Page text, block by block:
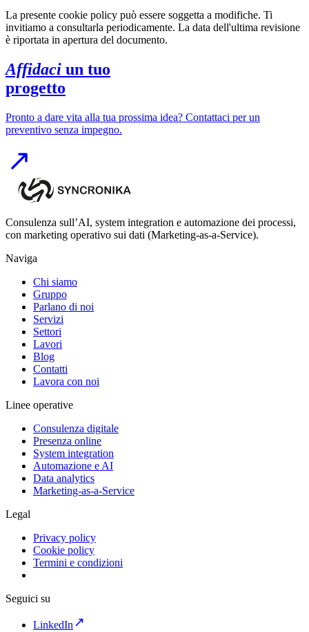
La presente cookie policy può essere soggetta a modifiche. Ti
invitiamo a consultarla periodicamente. La data dell'ultima revisione
è riportata in apertura del documento.
Affidaci un tuo
progetto
Pronto a dare vita alla tua prossima idea? Contattaci per un
preventivo senza impegno.
Consulenza sull’AI, system integration e automazione dei processi,
con marketing operativo sui dati (Marketing-as-a-Service).
Naviga
Chi siamo
Gruppo
Parlano di noi
Servizi
Settori
Lavori
Blog
Contatti
Lavora con noi
Linee operative
Consulenza digitale
Presenza online
System integration
Automazione e AI
Data analytics
Marketing-as-a-Service
Legal
Privacy policy
Cookie policy
Termini e condizioni
Seguici su
LinkedIn